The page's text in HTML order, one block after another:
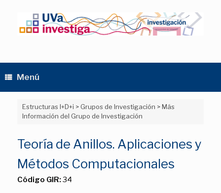
contenido
Menú
Estructuras I+D+i > Grupos de Investigación >Más
Información del Grupo de Investigación
Teoría de Anillos. Aplicaciones y
Métodos Computacionales
Código GIR: 34